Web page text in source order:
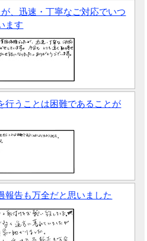
、迅速・丁寧なご対応でいつ
ます
行うことは困難であることが
報告も万全だと思いました